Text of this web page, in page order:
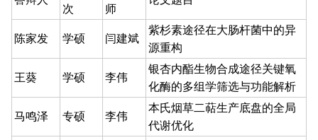
次
师
陈家发 学硕 闫建斌
紫杉素途径在大肠杆菌中的异
源重构
王葵 学硕 李伟
银杏内酯生物合成途径关键氧
化酶的多组学筛选与功能解析
马鸣泽 专硕 李伟
本氏烟草二萜生产底盘的全局
代谢优化